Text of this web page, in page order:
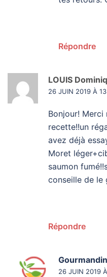
Répondre
LOUIS
26 JUIN 2019 À
Bonjour!
recette!!un
avez déjà
Moret
saumon
conseille de le
Répondre
26 JUIN 2019